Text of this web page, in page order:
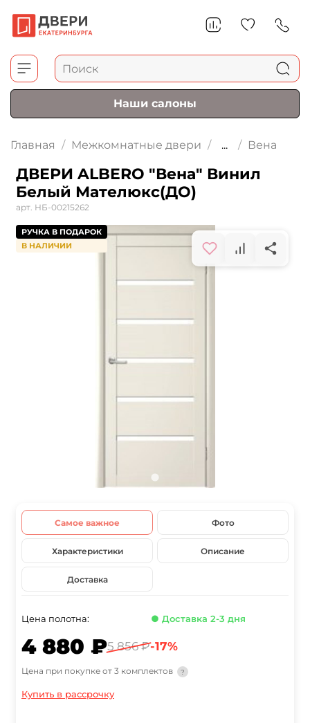
Наши салоны
Главная Межкомнатные двери ... Вена
ДВЕРИ ALBERO "Вена" Винил
Белый Мателюкс(ДО)
арт. НБ-00215262
РУЧКА В ПОДАРОК
В НАЛИЧИИ
Самое важное Фото
Характеристики Описание
Доставка
Цена полотна: ● Доставка 2-3 дня
4 880 ₽5 856 ₽-17%
Цена при покупке от 3 комплектов ?
Купить в рассрочку